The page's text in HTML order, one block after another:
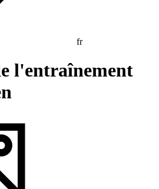
fr
l'entraînement